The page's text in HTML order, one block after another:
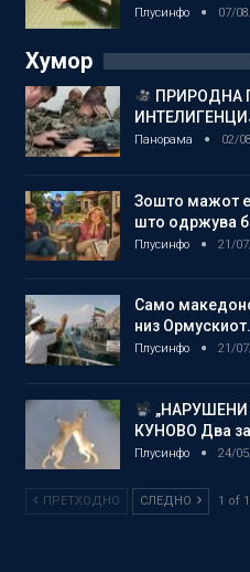
Плусинфо 07/
Хумор
ПРИРОДНА
Панорама 02/
Зошто мажот
што одржува
Плусинфо 21/
Само
низ
Плусинфо 21/
КУНОВО Два
Плусинфо 24/
ПРЕТХОДНО СЛЕДНО 1 of